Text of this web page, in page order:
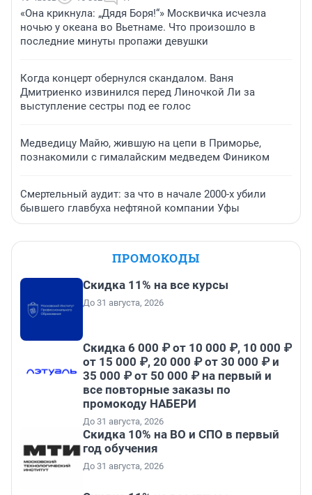
«Она крикнула: „Дядя Боря!“» Москвичка исчезла
ночью у океана во Вьетнаме. Что произошло в
последние минуты пропажи девушки
Когда концерт обернулся скандалом. Ваня
Дмитриенко извинился перед Линочкой Ли за
выступление сестры под ее голос
Медведицу Майю, жившую на цепи в Приморье,
познакомили с гималайским медведем Фиником
Смертельный аудит: за что в начале 2000-х убили
бывшего главбуха нефтяной компании Уфы
ПРОМОКОДЫ
Скидка 11% на все курсы
До 31 августа, 2026
Скидка 6 000 ₽ от 10 000 ₽, 10 000 ₽
от 15 000 ₽, 20 000 ₽ от 30 000 ₽ и
35 000 ₽ от 50 000 ₽ на первый и
все повторные заказы по
промокоду НАБЕРИ
До 31 августа, 2026
Скидка 10% на ВО и СПО в первый
год обучения
До 31 августа, 2026